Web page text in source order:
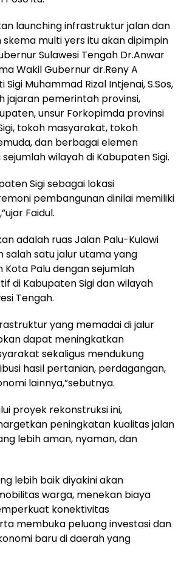
launching infrastruktur jalan dan
multi yers itu akan dipimpin
Sulawesi Tengah Dr.Anwar
Wakil Gubernur dr.Reny A
Sigi Muhammad Rizal Intjenai, S.Sos,
jajaran pemerintah provinsi,
unsur Forkopimda provinsi
tokoh masyarakat, tokoh
dan berbagai elemen
wilayah di Kabupaten Sigi.
Sigi sebagai lokasi
pembangunan dinilai memiliki
Faidul.
adalah ruas Jalan Palu-Kulawi
salah satu jalur utama yang
Kota Palu dengan sejumlah
di Kabupaten Sigi dan wilayah
Tengah.
yang memadai di jalur
dapat meningkatkan
sekaligus mendukung
hasil pertanian, perdagangan,
lainnya,”sebutnya.
proyek rekonstruksi ini,
peningkatan kualitas jalan
lebih aman, nyaman, dan
lebih baik diyakini akan
warga, menekan biaya
konektivitas
membuka peluang investasi dan
baru di daerah yang